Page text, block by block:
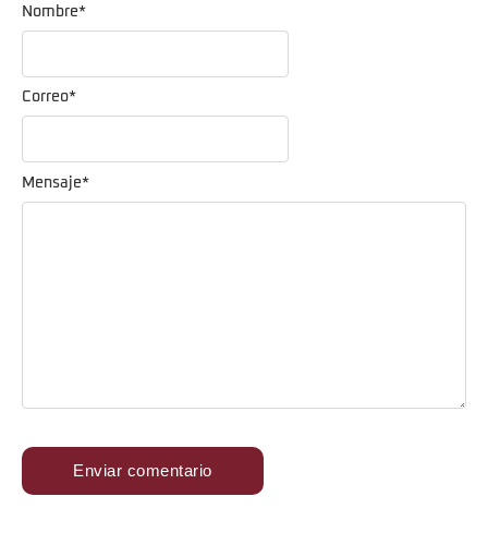
Mensaje*
Nombre*
Correo*